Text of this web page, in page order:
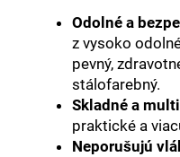
Odolné a
z vysoko
pevný,
stálofarebný.
Skladné a
praktické a
Neporušujú